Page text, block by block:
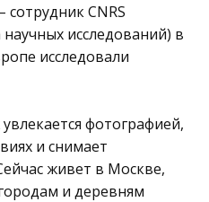
CNRS
исследований) в
исследовали
фотографией,
и снимает
живет в Москве,
и деревням